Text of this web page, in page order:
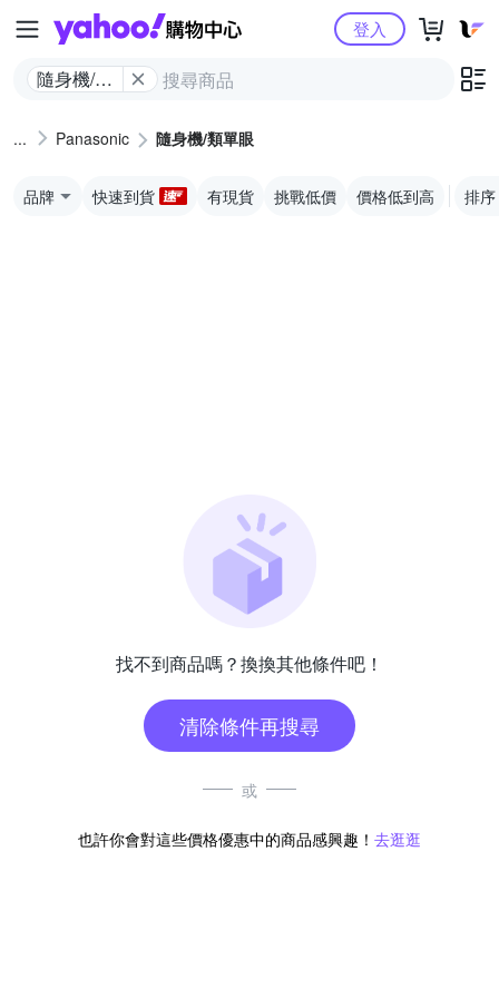
Yahoo購物中心
隨身機/類
登入
Panasonic 隨身機/類單眼
品牌 快速到貨 有現貨 挑戰低價 價格低到高 排序
找不到商品嗎？換換其他條件吧！
清除條件再搜尋
或
也許你會對這些價格優惠中的商品感興趣！ 去逛逛